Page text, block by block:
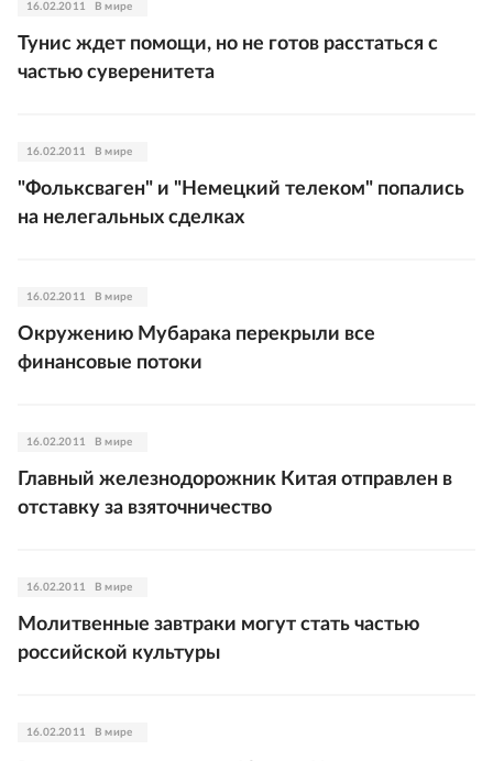
16.02.2011 В мире
Тунис ждет помощи, но не готов расстаться с
частью суверенитета
16.02.2011 В мире
"Фольксваген" и "Немецкий телеком" попались
на нелегальных сделках
16.02.2011 В мире
Окружению Мубарака перекрыли все
финансовые потоки
16.02.2011 В мире
Главный железнодорожник Китая отправлен в
отставку за взяточничество
16.02.2011 В мире
Молитвенные завтраки могут стать частью
российской культуры
16.02.2011 В мире